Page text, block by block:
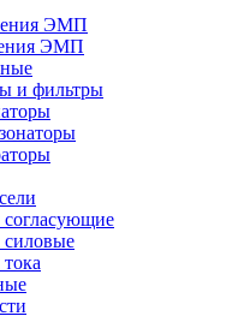
ЭМП
ЭМП
и фильтры